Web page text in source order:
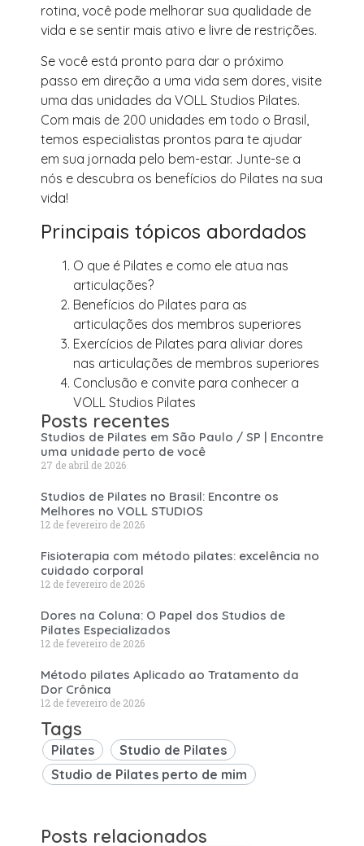
rotina, você pode melhorar sua qualidade de
vida e se sentir mais ativo e livre de restrições.
Se você está pronto para dar o próximo
passo em direção a uma vida sem dores, visite
uma das unidades da VOLL Studios Pilates.
Com mais de 200 unidades em todo o Brasil,
temos especialistas prontos para te ajudar
em sua jornada pelo bem-estar. Junte-se a
nós e descubra os benefícios do Pilates na sua
vida!
Principais tópicos abordados
O que é Pilates e como ele atua nas
articulações?
Benefícios do Pilates para as
articulações dos membros superiores
Exercícios de Pilates para aliviar dores
nas articulações de membros superiores
Conclusão e convite para conhecer a
VOLL Studios Pilates
Posts recentes
Studios de Pilates em São Paulo / SP | Encontre
uma unidade perto de você
27 de abril de 2026
Studios de Pilates no Brasil: Encontre os
Melhores no VOLL STUDIOS
12 de fevereiro de 2026
Fisioterapia com método pilates: excelência no
cuidado corporal
12 de fevereiro de 2026
Dores na Coluna: O Papel dos Studios de
Pilates Especializados
12 de fevereiro de 2026
Método pilates Aplicado ao Tratamento da
Dor Crônica
12 de fevereiro de 2026
Tags
Pilates
Studio de Pilates
Studio de Pilates perto de mim
Posts relacionados